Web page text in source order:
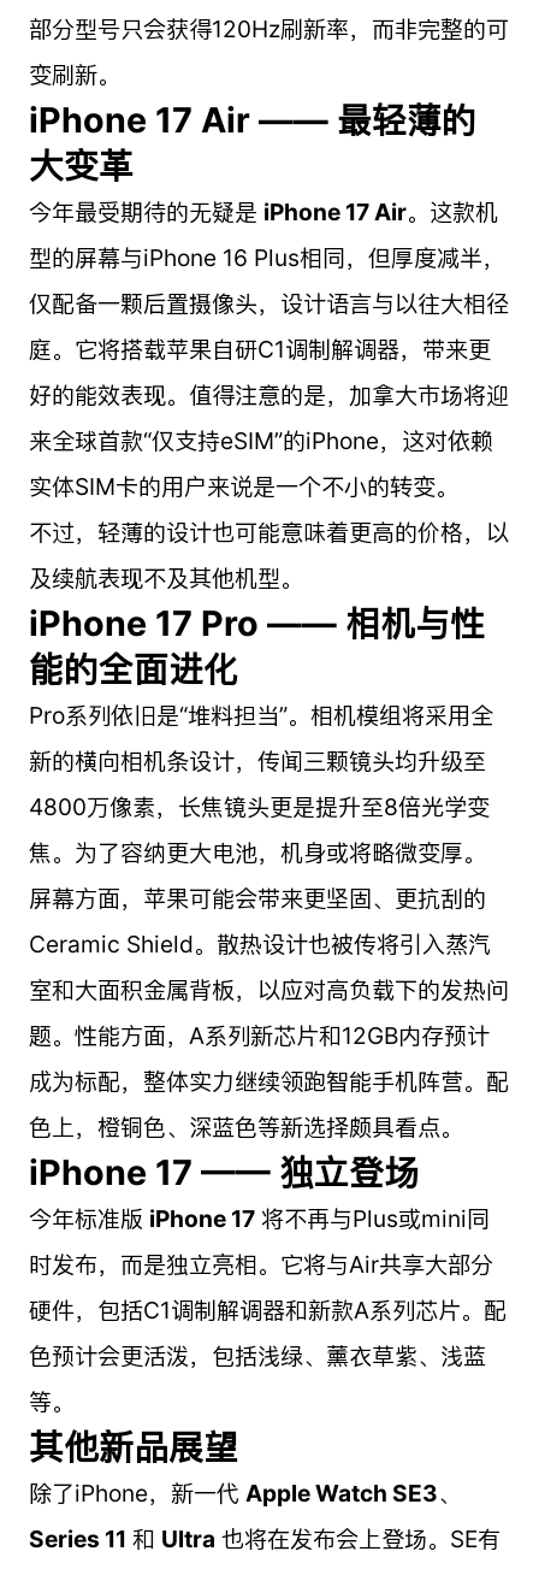
部分型号只会获得120Hz刷新率，而非完整的可
变刷新。
iPhone 17 Air —— 最轻薄的
大变革
今年最受期待的无疑是 iPhone 17 Air。这款机
型的屏幕与iPhone 16 Plus相同，但厚度减半，
仅配备一颗后置摄像头，设计语言与以往大相径
庭。它将搭载苹果自研C1调制解调器，带来更
好的能效表现。值得注意的是，加拿大市场将迎
来全球首款“仅支持eSIM”的iPhone，这对依赖
实体SIM卡的用户来说是一个不小的转变。
不过，轻薄的设计也可能意味着更高的价格，以
及续航表现不及其他机型。
iPhone 17 Pro —— 相机与性
能的全面进化
Pro系列依旧是“堆料担当”。相机模组将采用全
新的横向相机条设计，传闻三颗镜头均升级至
4800万像素，长焦镜头更是提升至8倍光学变
焦。为了容纳更大电池，机身或将略微变厚。
屏幕方面，苹果可能会带来更坚固、更抗刮的
Ceramic Shield。散热设计也被传将引入蒸汽
室和大面积金属背板，以应对高负载下的发热问
题。性能方面，A系列新芯片和12GB内存预计
成为标配，整体实力继续领跑智能手机阵营。配
色上，橙铜色、深蓝色等新选择颇具看点。
iPhone 17 —— 独立登场
今年标准版 iPhone 17将不再与Plus或mini同
时发布，而是独立亮相。它将与Air共享大部分
硬件，包括C1调制解调器和新款A系列芯片。配
色预计会更活泼，包括浅绿、薰衣草紫、浅蓝
等。
其他新品展望
除了iPhone，新一代 Apple Watch SE3、
Series 11 和 Ultra 也将在发布会上登场。SE有